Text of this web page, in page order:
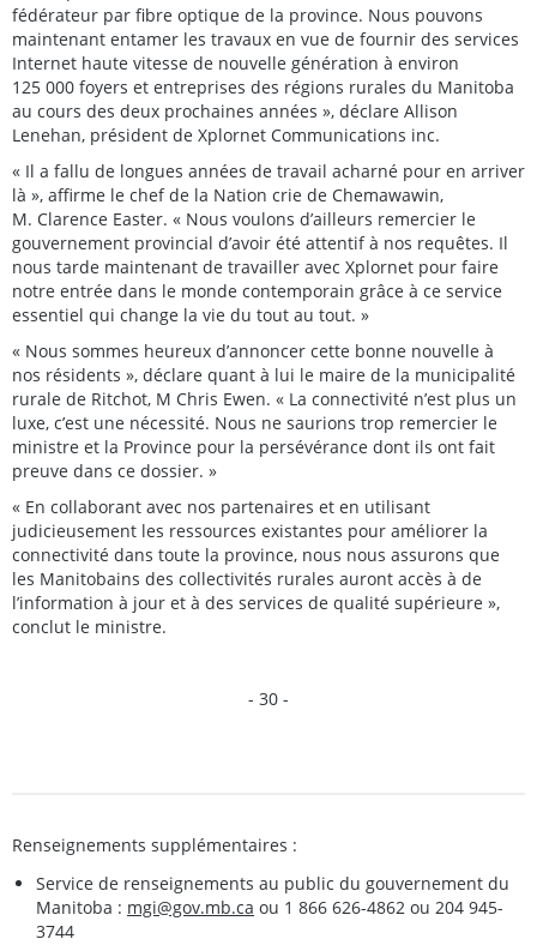
fédérateur par fibre optique de la province. Nous pouvons
maintenant entamer les travaux en vue de fournir des services
Internet haute vitesse de nouvelle génération à environ
125 000 foyers et entreprises des régions rurales du Manitoba
au cours des deux prochaines années », déclare Allison
Lenehan, président de Xplornet Communications inc.
« Il a fallu de longues années de travail acharné pour en arriver
là », affirme le chef de la Nation crie de Chemawawin,
M. Clarence Easter. « Nous voulons d’ailleurs remercier le
gouvernement provincial d’avoir été attentif à nos requêtes. Il
nous tarde maintenant de travailler avec Xplornet pour faire
notre entrée dans le monde contemporain grâce à ce service
essentiel qui change la vie du tout au tout. »
« Nous sommes heureux d’annoncer cette bonne nouvelle à
nos résidents », déclare quant à lui le maire de la municipalité
rurale de Ritchot, M Chris Ewen. « La connectivité n’est plus un
luxe, c’est une nécessité. Nous ne saurions trop remercier le
ministre et la Province pour la persévérance dont ils ont fait
preuve dans ce dossier. »
« En collaborant avec nos partenaires et en utilisant
judicieusement les ressources existantes pour améliorer la
connectivité dans toute la province, nous nous assurons que
les Manitobains des collectivités rurales auront accès à de
l’information à jour et à des services de qualité supérieure »,
conclut le ministre.
- 30 -
Renseignements supplémentaires :
Service de renseignements au public du gouvernement du
Manitoba : mgi@gov.mb.ca ou 1 866 626-4862 ou 204 945-
3744